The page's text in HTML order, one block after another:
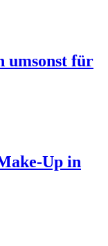
umsonst für
Up in